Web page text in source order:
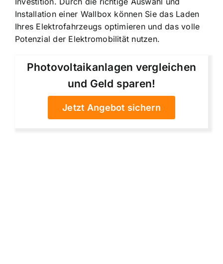
Installation einer Wallbox können Sie das Laden
Ihres Elektrofahrzeugs optimieren und das volle
Potenzial der Elektromobilität nutzen.
Photovoltaikanlagen vergleichen
und Geld sparen!
Jetzt Angebot sichern